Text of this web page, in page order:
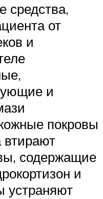
средства,
от
и
и
покровы
втирают
содержащие
и
устраняют